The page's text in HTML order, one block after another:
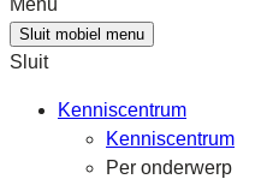
Menu
Sluit mobiel menu
Sluit
Kenniscentrum
Kenniscentrum
Per onderwerp